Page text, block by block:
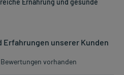
unserer Kunden
vorhanden